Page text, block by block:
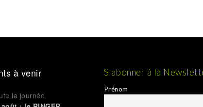
à venir
la journée
S'abonner à la
Prénom